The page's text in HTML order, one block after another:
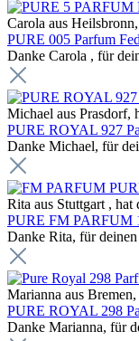
Carola aus
PURE 005 Parfum
Danke Carola , für
Michael aus Prasdorf,
PURE ROYAL 927
Danke Michael, für
Rita aus Stuttgart ,
PURE FM PARFUM
Danke Rita, für
Marianna aus
PURE ROYAL 298
Danke Marianna, für